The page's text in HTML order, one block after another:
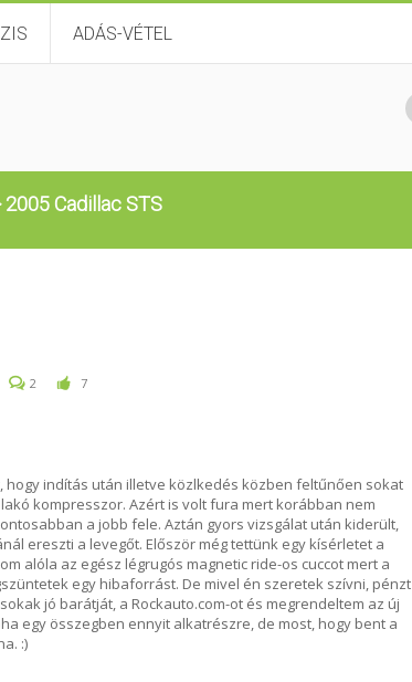
ADÁS-VÉTEL
2005 Cadillac STS
2 7
hogy indítás után illetve közlkedés közben feltűnően sokat
kompresszor. Azért is volt fura mert korábban nem
a jobb fele. Aztán gyors vizsgálat után kiderült,
ereszti a levegőt. Először még tettünk egy kísérletet a
alóla az egész légrugós magnetic ride-os cuccot mert a
egy hibaforrást. De mivel én szeretek szívni, pénzt
jó barátját, a Rockauto.com-ot és megrendeltem az új
egy összegben ennyit alkatrészre, de most, hogy bent a
:)